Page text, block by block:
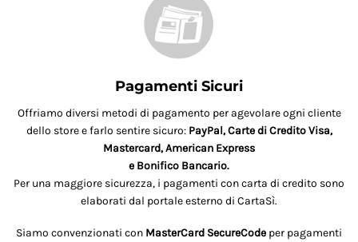
Pagamenti Sicuri
Offriamo diversi metodi di pagamento per agevolare ogni cliente
dello store e farlo sentire sicuro: PayPal, Carte di Credito Visa,
Mastercard, American Express
e Bonifico Bancario.
Per una maggiore sicurezza, i pagamenti con carta di credito sono
elaborati dal portale esterno di CartaSì.
Siamo convenzionati con MasterCard SecureCode per pagamenti